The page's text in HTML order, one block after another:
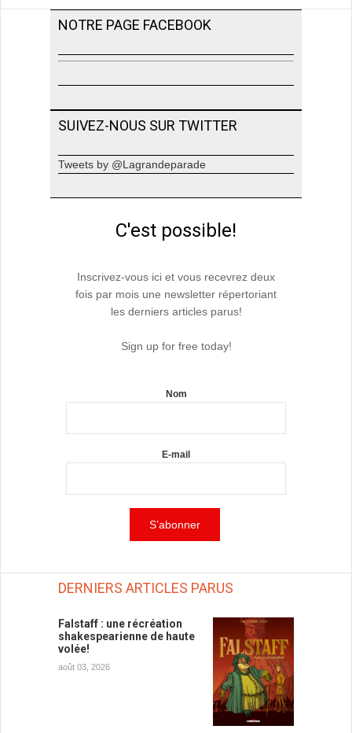
NOTRE PAGE FACEBOOK
SUIVEZ-NOUS SUR TWITTER
Tweets by @Lagrandeparade
C'est possible!
Inscrivez-vous ici et vous recevrez deux
fois par mois une newsletter répertoriant
les derniers articles parus!
Sign up for free today!
Nom
E-mail
DERNIERS ARTICLES PARUS
Falstaff : une récréation
shakespearienne de haute
volée!
août 03, 2026